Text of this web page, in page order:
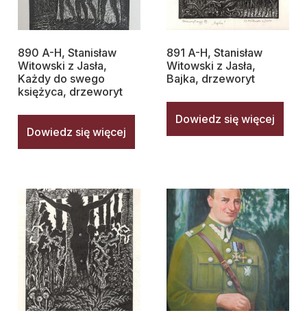
890 A-H, Stanisław
Witowski z Jasła,
Każdy do swego
księżyca, drzeworyt
Dowiedz się więcej
891 A-H, Stanisław
Witowski z Jasła,
Bajka, drzeworyt
Dowiedz się więcej